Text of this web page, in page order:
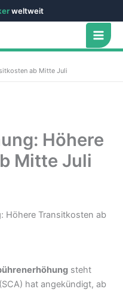
weltweit
ab Mitte Juli
Höhere
Mitte Juli
steht
hat angekündigt, ab